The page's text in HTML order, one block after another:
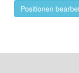
Positionen